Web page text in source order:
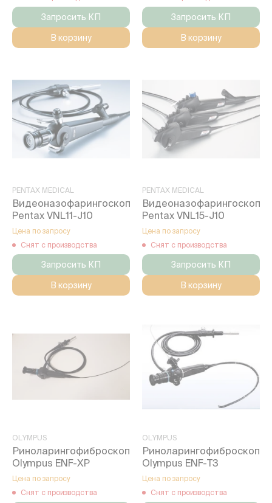
Запросить КП
В корзину
Запросить КП
В корзину
PENTAX MEDICAL
Видеоназофарингоскоп
Pentax VNL11-J10
Цена по запросу
Снят с производства
Запросить КП
В корзину
PENTAX MEDICAL
Видеоназофарингоскоп
Pentax VNL15-J10
Цена по запросу
Снят с производства
Запросить КП
В корзину
OLYMPUS
Риноларингофиброскоп
Olympus ENF-XP
Цена по запросу
Снят с производства
OLYMPUS
Риноларингофиброскоп
Olympus ENF-T3
Цена по запросу
Снят с производства